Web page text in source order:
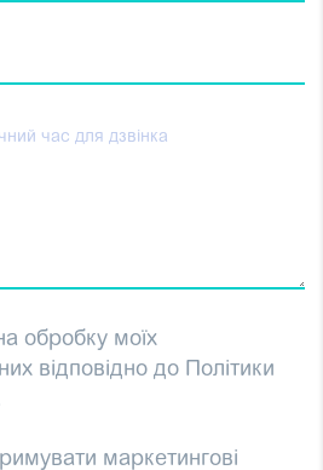
обробку моїх
відповідно до Політики
маркетингові